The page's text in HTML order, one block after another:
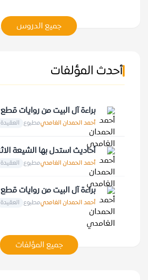
جميع الدروس
أحدث المؤلفات
أحمد الحمدان الغامديمطبوع العقيدة
أحمد الحمدان الغامديمطبوع العقيدة
أحمد الحمدان الغامديمطبوع العقيدة
جميع المؤلفات